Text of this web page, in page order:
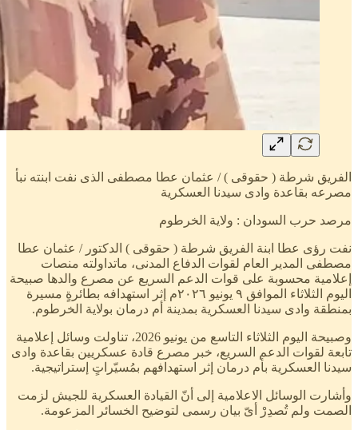
الفريق شرطة ( حقوقى ) / عثمان عطا مصطفى الذى نفت ابنته نبأ
مصرعه بقاعدة وادى سيدنا العسكرية
مرصد حرب السودان : ولاية الخرطوم
نفت رؤى عطا ابنة الفريق شرطة ( حقوقى ) الدكتور / عثمان عطا
مصطفى المدير العام لقوات الدفاع المدنى، ماتداولته منصات
إعلامية محسوبة على قوات الدعم السريع عن مصرع والدها صبيحة
اليوم الثلاثاء الموافق ٩ يونيو ٢٠٢٦م إثر استهدافه بطائرةٍ مسيرة
بمنطقة وادى سيدنا العسكرية بمدينة أم درمان بولاية الخرطوم.
وصبيحة اليوم الثلاثاء التاسع من يونيو 2026، تناولت وسائل إعلامية
تابعة لقوات الدعم السريع، خبر مصرع قادة عسكريين بقاعدة وادى
سيدنا العسكرية بأم درمان إثر استهدافهم بمُسيّراتٍ إستراتيجية.
وأشارت الوسائل الاعلامية إلى أنّ القيادة العسكرية للجيش لزمت
الصمت ولم تُصدِرْ أىّ بيان رسمى لتوضيح الخسائر المزعومة.